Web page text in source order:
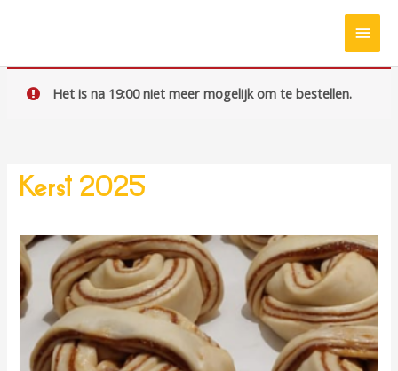
inhoud
Het is na 19:00 niet meer mogelijk om te bestellen.
Kerst 2025